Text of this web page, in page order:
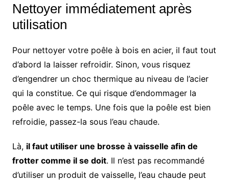
Nettoyer immédiatement après
utilisation
Pour nettoyer votre poêle à bois en acier, il faut tout
d’abord la laisser refroidir. Sinon, vous risquez
d’engendrer un choc thermique au niveau de l’acier
qui la constitue. Ce qui risque d’endommager la
poêle avec le temps. Une fois que la poêle est bien
refroidie, passez-la sous l’eau chaude.
Là, il faut utiliser une brosse à vaisselle afin de
frotter comme il se doit. Il n’est pas recommandé
d’utiliser un produit de vaisselle, l’eau chaude peut